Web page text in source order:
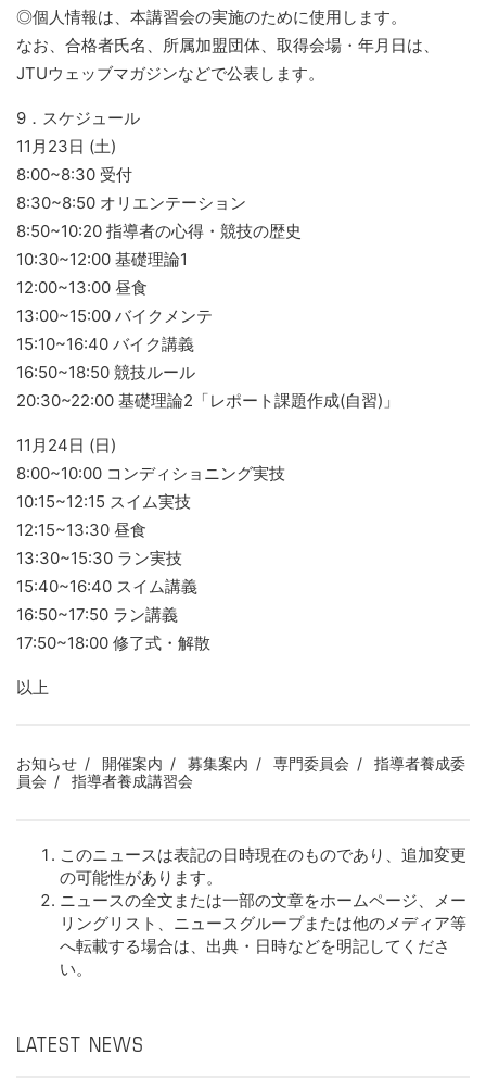
◎個人情報は、本講習会の実施のために使用します。
なお、合格者氏名、所属加盟団体、取得会場・年月日は、
JTUウェッブマガジンなどで公表します。
9．スケジュール
11月23日 (土)
8:00~8:30 受付
8:30~8:50 オリエンテーション
8:50~10:20 指導者の心得・競技の歴史
10:30~12:00 基礎理論1
12:00~13:00 昼食
13:00~15:00 バイクメンテ
15:10~16:40 バイク講義
16:50~18:50 競技ルール
20:30~22:00 基礎理論2「レポート課題作成(自習)」
11月24日 (日)
8:00~10:00 コンディショニング実技
10:15~12:15 スイム実技
12:15~13:30 昼食
13:30~15:30 ラン実技
15:40~16:40 スイム講義
16:50~17:50 ラン講義
17:50~18:00 修了式・解散
以上
お知らせ 開催案内 募集案内 専門委員会
指導者養成委
員会
指導者養成講習会
このニュースは表記の日時現在のものであり、追加変更
の可能性があります。
ニュースの全文または一部の文章をホームページ、メー
リングリスト、ニュースグループまたは他のメディア等
へ転載する場合は、出典・日時などを明記してくださ
い。
LATEST NEWS